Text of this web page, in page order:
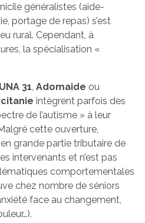
généralistes (aide-
portage de repas) s’est
rural. Cependant, à
la spécialisation «
UNA 31, Adomaide ou
intègrent parfois des
de l’autisme » à leur
cette ouverture,
grande partie tributaire de
intervenants et n’est pas
comportementales
chez nombre de séniors
face au changement,